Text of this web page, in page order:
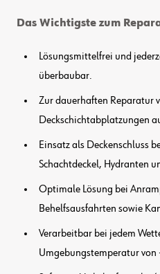
Das Wichtigste zum
Lösungsmittelfrei und
überbaubar.
Zur dauerhaften Reparatur
Deckschichtabplatzungen
Einsatz als Deckenschluss
Schachtdeckel, Hydranten
Optimale Lösung bei
Behelfsausfahrten sowie
Verarbeitbar bei jedem
Umgebungstemperatur von